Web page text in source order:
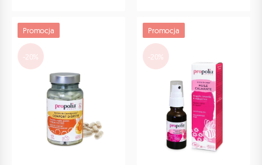
Promocja
-20%
Promocja
-20%